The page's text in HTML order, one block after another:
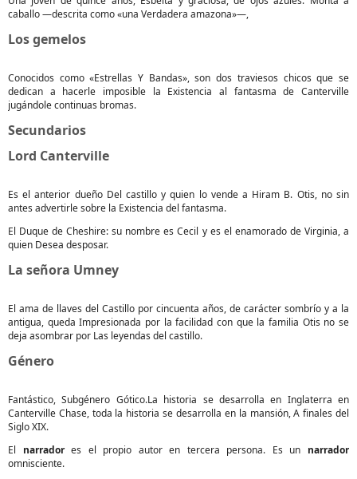
caballo —descrita como «una Verdadera amazona»—,
Los gemelos
Conocidos como «Estrellas Y Bandas», son dos traviesos chicos que se
dedican a hacerle imposible la Existencia al fantasma de Canterville
jugándole continuas bromas.
Secundarios
Lord Canterville
Es el anterior dueño Del castillo y quien lo vende a Hiram B. Otis, no sin
antes advertirle sobre la Existencia del fantasma.
El Duque de Cheshire: su nombre es Cecil y es el enamorado de Virginia, a
quien Desea desposar.
La señora Umney
El ama de llaves del Castillo por cincuenta años, de carácter sombrío y a la
antigua, queda Impresionada por la facilidad con que la familia Otis no se
deja asombrar por Las leyendas del castillo.
Género
Fantástico, Subgénero Gótico.La historia se desarrolla en Inglaterra en
Canterville Chase, toda la historia se desarrolla en la mansión, A finales del
Siglo XIX.
El narradores el propio autor en tercera persona. Es un narrador
omnisciente.